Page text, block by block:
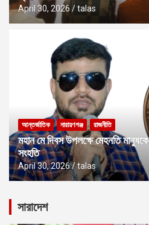
April 30, 2026 talas
আন্তর্জাতিক নারায়ণগঞ্জ রাজনীতি
মহান মে দিবস উপলক্ষে মেহনতি মানুষকে
সংহতি
April 30, 2026 talas
সারাদেশ